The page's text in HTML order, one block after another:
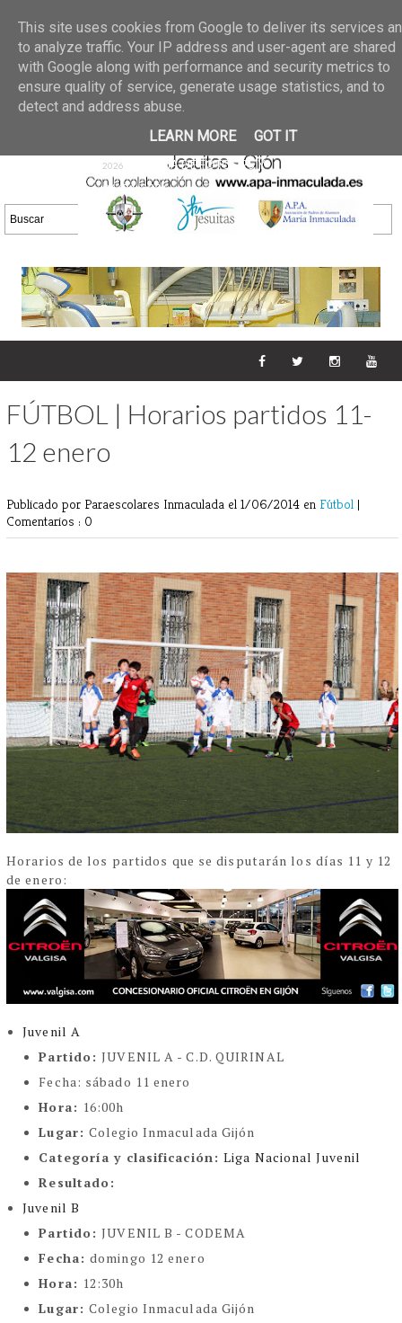
02 jun 2026
GALERIA DE FOTOS
30/05/2026
25 may 2026
GALERIA
DE FOTOS 23/05/2026
20 may
2026
GALERIA DE FOTOS
16/05/2026
DE FOTOS 09/05/2026
28 abr
2026
GALERIA DE FOTOS 25 Y
26/04/2026
FÚTBOL | Horarios partidos 11-
12 enero
Publicado por Paraescolares Inmaculada el 1/06/2014 en Fútbol |
Comentarios : 0
Horarios de los partidos que se disputarán los días 11 y 12
de enero:
Juvenil A
Partido:JUVENIL A - C.D. QUIRINAL
Fecha: sábado 11 enero
Hora: 16:00h
Lugar:Colegio Inmaculada Gijón
Categoría y clasificación:Liga Nacional Juvenil
Resultado:
Juvenil B
Partido:JUVENIL B - CODEMA
Fecha:domingo 12 enero
Hora: 12:30h
Lugar:Colegio Inmaculada Gijón
This site uses cookies from Google to deliver its services
to analyze traffic. Your IP address and user-agent are shared
with Google along with performance and security metrics to
ensure quality of service, generate usage statistics, and to
detect and address abuse.
LEARN MORE
GOT IT